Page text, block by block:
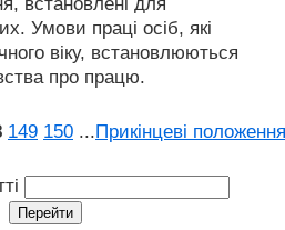
Умови праці осіб, які
віку, встановлюються
про працю.
149 150 ...Прикінцеві положення